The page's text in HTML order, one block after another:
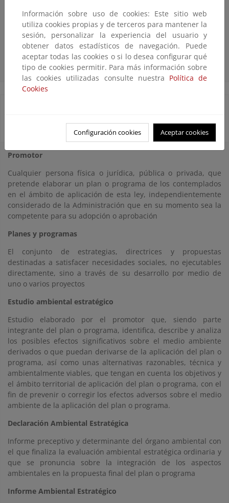
específicas en las siguientes materias: población, salud
humana, biodiversidad, geodiversidad, fauna, flora, suelo,
subsuelo, agua, aire, ruido, factores climáticos, paisaje,
bienes materiales, patrimonio cultural, ordenación del
territorio y urbanismo
ambiental estratégica de planes o programas
Promotor
Cualquier persona física o jurídica, pública o privada, que
pretende elaborar un plan o programa de los contemplados
en el ámbito de aplicación de esta ley, independientemente
considerado de la Administración que en su momento sea la
competente para su adopción o aprobación
Planes y programas
El conjunto de estrategias, directrices y propuestas
destinadas a satisfacer necesidades sociales, no ejecutables
directamente, sino a través de su desarrollo por medio de
uno o varios proyectos
Estudio ambiental estratégico
Estudio elaborado por el promotor que, siendo parte
integrante del plan o programa, identifica, describe y analiza
los posibles efectos significativos sobre el medio ambiente
derivados o que puedan derivarse de la aplicación del plan o
programa, así como unas alternativas razonables, técnica y
ambientalmente viables, que tengan en cuenta los objetivos y
el ámbito territorial de aplicación del plan o programa, con el
fin de prevenir o corregir los efectos adversos sobre el medio
ambiente de la aplicación del plan o programa.
Declaración Ambiental Estratégica
Informe preceptivo y determinante del órgano ambiental con
el que finaliza la evaluación ambiental estratégica ordinaria y
que se pronuncia sobre la integración de los aspectos
ambientales en la propuesta final del plan o programa
Informe Ambiental Estratégico
Información sobre uso de cookies: Este sitio web
utiliza cookies propias y de terceros para mantener la
sesión, personalizar la experiencia del usuario y
obtener datos estadísticos de navegación. Puede
aceptar todas las cookies o si lo desea configurar qué
tipo de cookies permitir. Para más información sobre
las cookies utilizadas consulte nuestra Política de
Cookies
Configuración cookies Aceptar cookies